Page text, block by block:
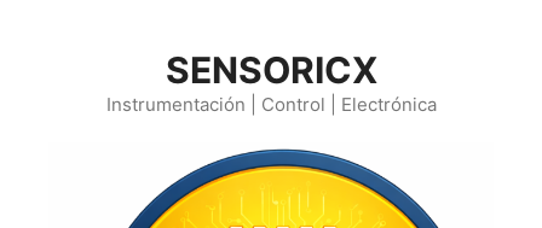
SENSORICX
Instrumentación | Control | Electrónica